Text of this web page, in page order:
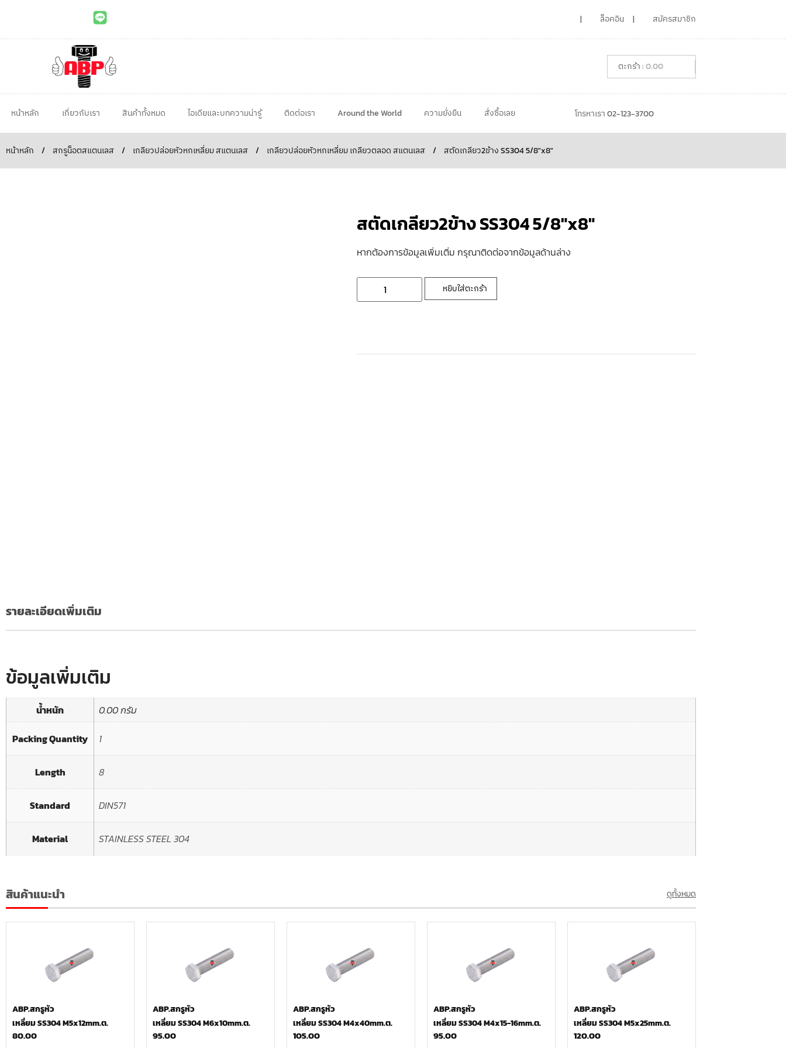
ล็อคอิน สมัครสมาชิก
0.00
หน้าหลัก เกี่ยวกับเรา สินค้าทั้งหมด ไอเดียและบทความน่ารู้ ติดต่อเรา Around the World ความยั่งยืน สั่งซื้อเลย โทรหาเรา 02-123-3700
หน้าหลัก / สกรูน็อตสแตนเลส / เกลียวปล่อยหัวหกเหลี่ยม สแตนเลส / เกลียวปล่อยหัวหกเหลี่ยม เกลียวตลอด สแตนเลส / สตัดเกลียว2ข้าง SS304 5/8″x8″
สตัดเกลียว2ข้าง SS304 5/8″x8″
หากต้องการข้อมูลเพิ่มเติ่ม กรุณาติดต่อจากข้อมูลด้านล่าง
หยิบใส่ตะกร้า
รายละเอียดเพิ่มเติม
ข้อมูลเพิ่มเติม
น้ำหนัก 0.00 กรัม
Packing Quantity 1
Length 8
Standard DIN571
Material STAINLESS STEEL 304
สินค้าแนะนำ ดูทั้งหมด
ABP.สกรูหัว
เหลี่ยม SS304 M5x12mm.ต.
80.00
ABP.สกรูหัว
เหลี่ยม SS304 M6x10mm.ต.
95.00
ABP.สกรูหัว
เหลี่ยม SS304 M4x40mm.ต.
105.00
ABP.สกรูหัว
เหลี่ยม SS304 M4x15-16mm.ต.
95.00
ABP.สกรูหัว
เหลี่ยม SS304 M5x25mm.ต.
120.00